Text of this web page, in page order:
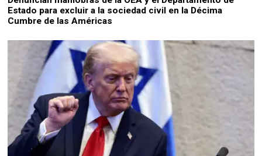
Estado para excluir a la sociedad civil en la Décima
Cumbre de las Américas